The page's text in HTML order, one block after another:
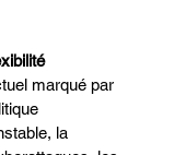
marqué par
la